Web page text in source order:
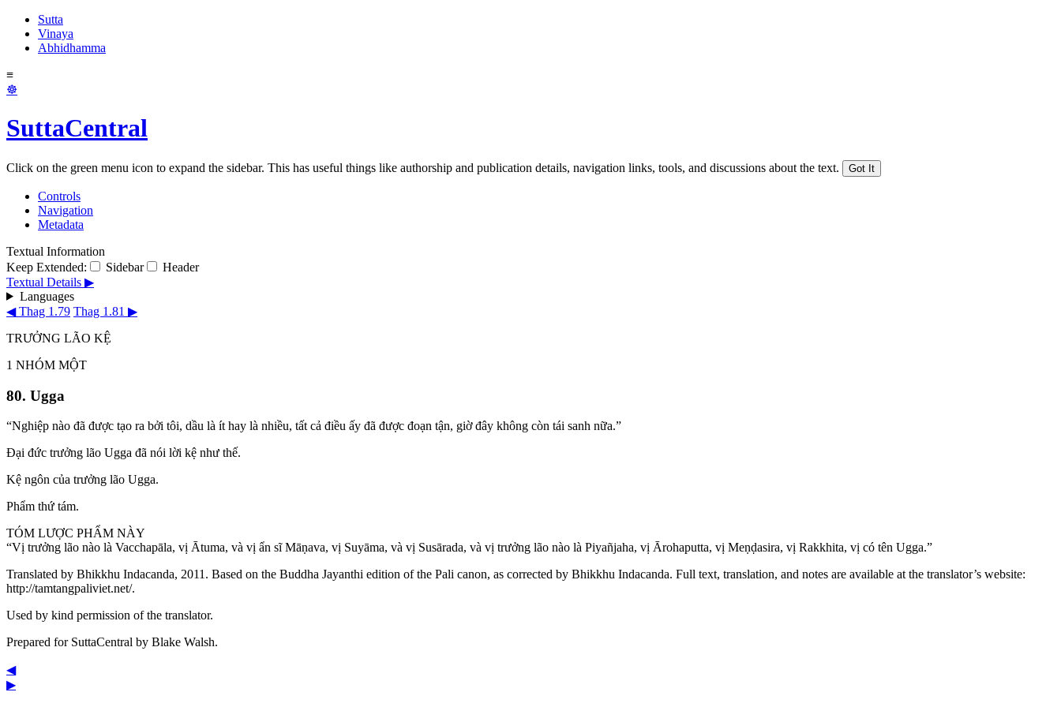
Sutta
Vinaya
Abhidhamma
≡
☸
SuttaCentral
Click on the green menu icon to expand the sidebar. This has useful things like authorship and publication details, navigation links, tools, and discussions about the text. Got It
Controls
Navigation
Metadata
Textual Information
Keep Extended:
Sidebar
Header
Textual Details ▶
Languages
◀ Thag 1.79 Thag 1.81 ▶
TRƯỞNG LÃO KỆ
1 NHÓM MỘT
80. Ugga
“Nghiệp nào đã được tạo ra bởi tôi, dầu là ít hay là nhiều, tất cả điều ấy đã được đoạn tận, giờ đây không còn tái sanh nữa.”
Đại đức trưởng lão Ugga đã nói lời kệ như thế.
Kệ ngôn của trưởng lão Ugga.
Phẩm thứ tám.
TÓM LƯỢC PHẨM NÀY
“Vị trưởng lão nào là Vacchapāla, vị Ātuma, và vị ẩn sĩ Māṇava, vị Suyāma, và vị Susārada, và vị trưởng lão nào là Piyañjaha, vị Ārohaputta, vị Meṇḍasira, vị Rakkhita, vị có tên Ugga.”
Translated by Bhikkhu Indacanda, 2011. Based on the Buddha Jayanthi edition of the Pali canon, as corrected by Bhikkhu Indacanda. Full text, translation, and notes are available at the translator’s website:
http://tamtangpaliviet.net/.
Used by kind permission of the translator.
Prepared for SuttaCentral by Blake Walsh.
◀
▶